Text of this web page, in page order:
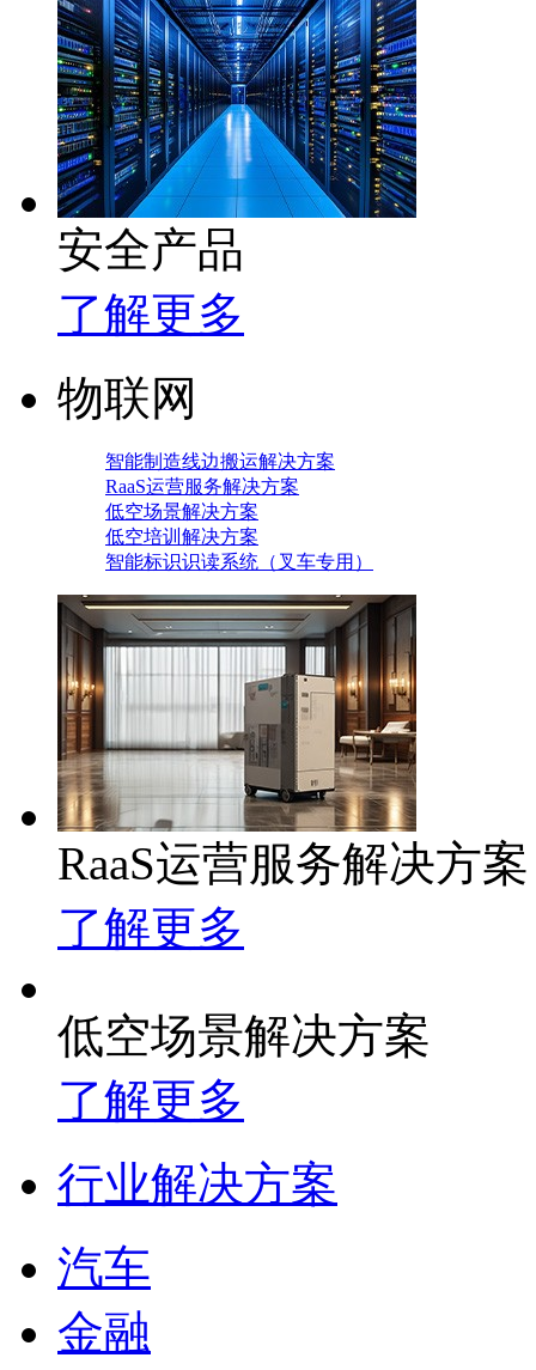
安全产品
了解更多
物联网
智能制造线边搬运解决方案
RaaS运营服务解决方案
低空场景解决方案
低空培训解决方案
智能标识识读系统（叉车专用）
RaaS运营服务解决方案
了解更多
低空场景解决方案
了解更多
行业解决方案
汽车
金融